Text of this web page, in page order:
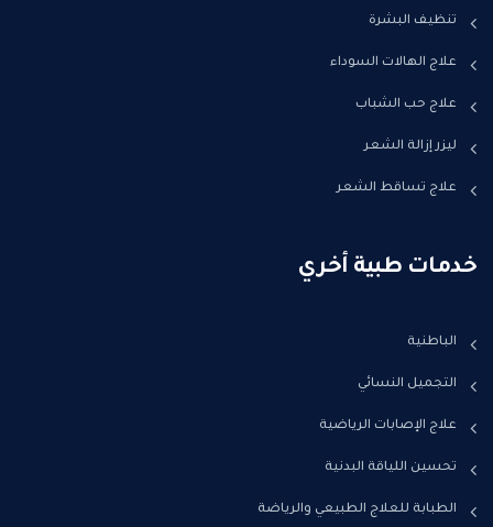
تنظيف البشرة
علاج الهالات السوداء
علاج حب الشباب
ليزر إزالة الشعر
علاج تساقط الشعر
خدمات طبية أخري
الباطنية
التجميل النسائي
علاج الإصابات الرياضية
تحسين اللياقة البدنية
الطبابة للعلاج الطبيعي والرياضة